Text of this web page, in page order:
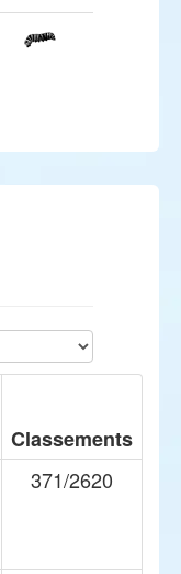
Classements
371/2620